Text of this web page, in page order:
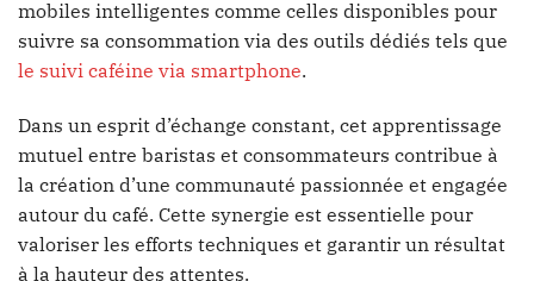
mobiles intelligentes comme celles disponibles pour
suivre sa consommation via des outils dédiés tels que
le suivi caféine via smartphone.
Dans un esprit d’échange constant, cet apprentissage
mutuel entre baristas et consommateurs contribue à
la création d’une communauté passionnée et engagée
autour du café. Cette synergie est essentielle pour
valoriser les efforts techniques et garantir un résultat
à la hauteur des attentes.